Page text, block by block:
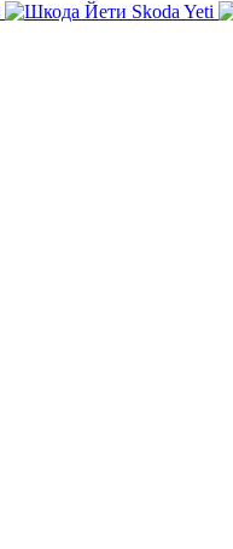
Skoda Yeti